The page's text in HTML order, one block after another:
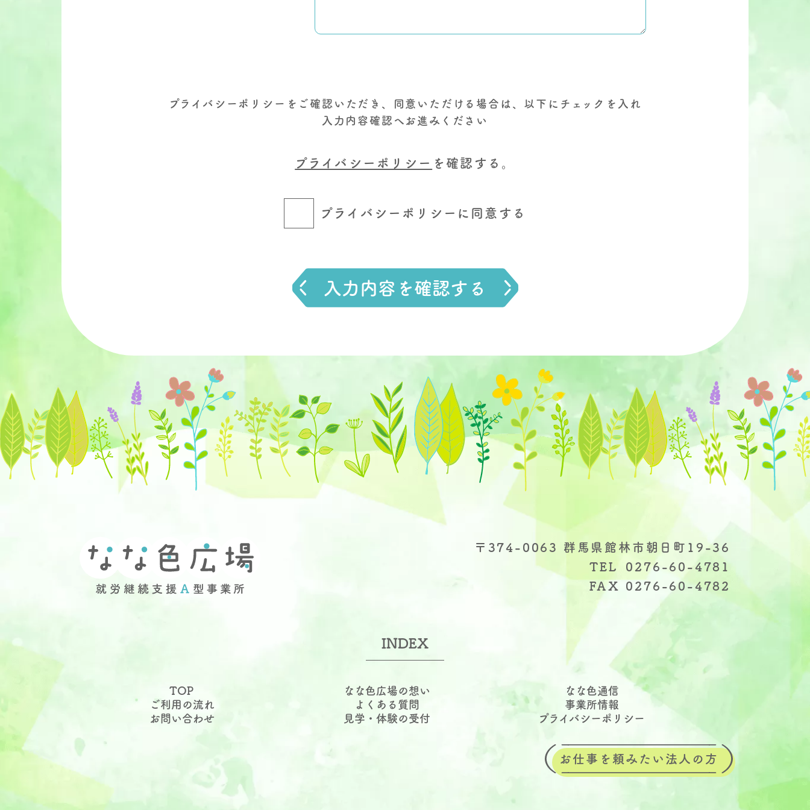
プライバシーポリシーをご確認いただき、同意いただける場合は、以下にチェックを入れ
入力内容確認へお進みください
プライバシーポリシー を確認する。
プライバシーポリシーに同意する
入力内容を確認する
〒374-0063 群馬県館林市朝日町19-36
TEL
0276-60-4781
FAX
0276-60-4782
INDEX
TOP なな色広場の想い
なな色通信
ご利用の流れ
よくある質問
事業所情報
お問い合わせ
見学・体験の受付 プライバシーポリシー
お仕事を頼みたい法人の方